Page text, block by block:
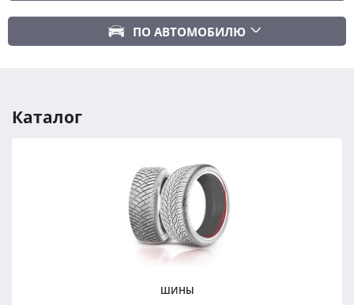
Сбросить
ПОДОБРАТЬ
Сбросить
ПО АВТОМОБИЛЮ
Год авто
ПОДОБРАТЬ
Сбросить
Каталог
ШИНЫ